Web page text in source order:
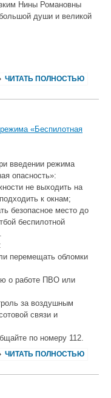
Нины Романовны
души и великой
ЧИТАТЬ ПОЛНОСТЬЮ
«Беспилотная
введении режима
опасность»:
не выходить на
к окнам;
безопасное место до
беспилотной
перемещать обломки
о работе ПВО или
за воздушным
связи и
по номеру 112.
ЧИТАТЬ ПОЛНОСТЬЮ